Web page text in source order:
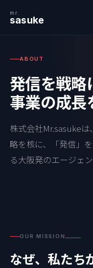
mr.
sasuke
ABOUT
発信を戦略
事業の成長
株式会社Mr.sasuke
略を核に、「発信」
る大阪発のエージェン
OUR MISSION
なぜ、私たち